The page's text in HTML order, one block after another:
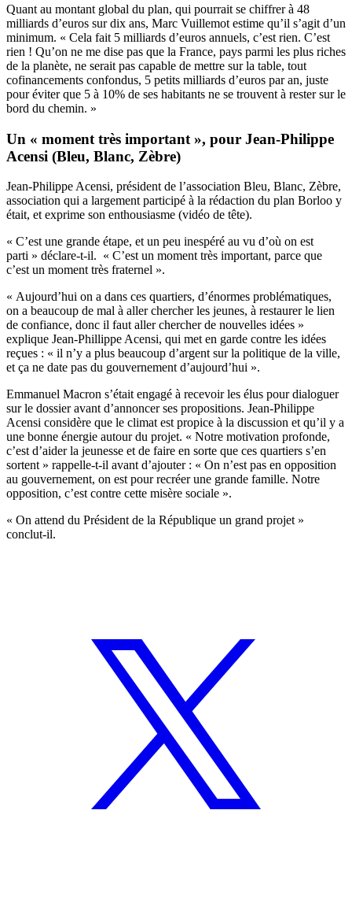
Quant au montant global du plan, qui pourrait se chiffrer à 48
milliards d’euros sur dix ans, Marc Vuillemot estime qu’il s’agit d’un
minimum. « Cela fait 5 milliards d’euros annuels, c’est rien. C’est
rien ! Qu’on ne me dise pas que la France, pays parmi les plus riches
de la planète, ne serait pas capable de mettre sur la table, tout
cofinancements confondus, 5 petits milliards d’euros par an, juste
pour éviter que 5 à 10% de ses habitants ne se trouvent à rester sur le
bord du chemin. »
Un « moment très important », pour Jean-Philippe
Acensi (Bleu, Blanc, Zèbre)
Jean-Philippe Acensi, président de l’association Bleu, Blanc, Zèbre,
association qui a largement participé à la rédaction du plan Borloo y
était, et exprime son enthousiasme (vidéo de tête).
« C’est une grande étape, et un peu inespéré au vu d’où on est
parti » déclare-t-il. « C’est un moment très important, parce que
c’est un moment très fraternel ».
« Aujourd’hui on a dans ces quartiers, d’énormes problématiques,
on a beaucoup de mal à aller chercher les jeunes, à restaurer le lien
de confiance, donc il faut aller chercher de nouvelles idées »
explique Jean-Phillippe Acensi, qui met en garde contre les idées
reçues : « il n’y a plus beaucoup d’argent sur la politique de la ville,
et ça ne date pas du gouvernement d’aujourd’hui ».
Emmanuel Macron s’était engagé à recevoir les élus pour dialoguer
sur le dossier avant d’annoncer ses propositions. Jean-Philippe
Acensi considère que le climat est propice à la discussion et qu’il y a
une bonne énergie autour du projet. « Notre motivation profonde,
c’est d’aider la jeunesse et de faire en sorte que ces quartiers s’en
sortent » rappelle-t-il avant d’ajouter : « On n’est pas en opposition
au gouvernement, on est pour recréer une grande famille. Notre
opposition, c’est contre cette misère sociale ».
« On attend du Président de la République un grand projet »
conclut-il.